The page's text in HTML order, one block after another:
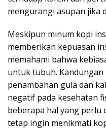
mengurangi asupan jika
Meskipun minum kopi
memberikan kepuasan
memahami bahwa
untuk tubuh.
penambahan gula dan
negatif pada kesehatan
beberapa hal yang perlu
tetap ingin menikmati